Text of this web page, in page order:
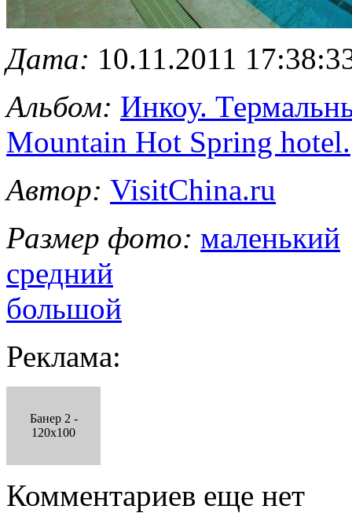
Дата: 10.11.2011
Альбом: Инкоу.
Mountain Hot Spring hotel.
Автор: VisitChina.ru
Размер фото: маленький
средний
большой
Реклама:
Банер 2 -
120x100
Комментариев еще нет